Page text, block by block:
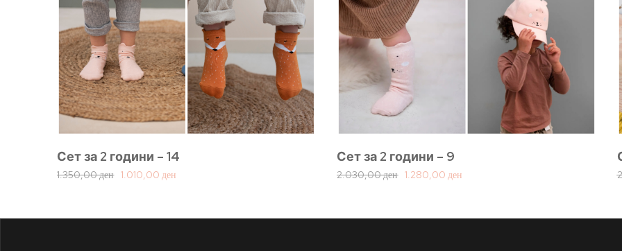
Сет за 2 години – 14
1.350,00ден 1.010,00ден
Сет за 2 години – 9
2.030,00ден 1.280,00ден